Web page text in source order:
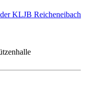
KLJB Reicheneibach